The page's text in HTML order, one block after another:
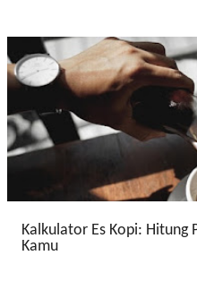
Kalkulator Es Kopi: Hitung
Kamu